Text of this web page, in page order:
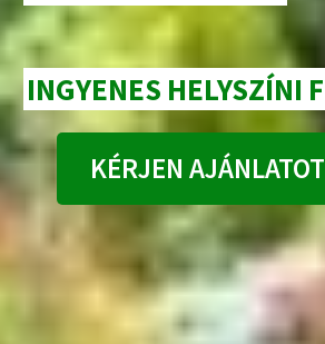
INGYENES HELYSZÍNI
KÉRJEN